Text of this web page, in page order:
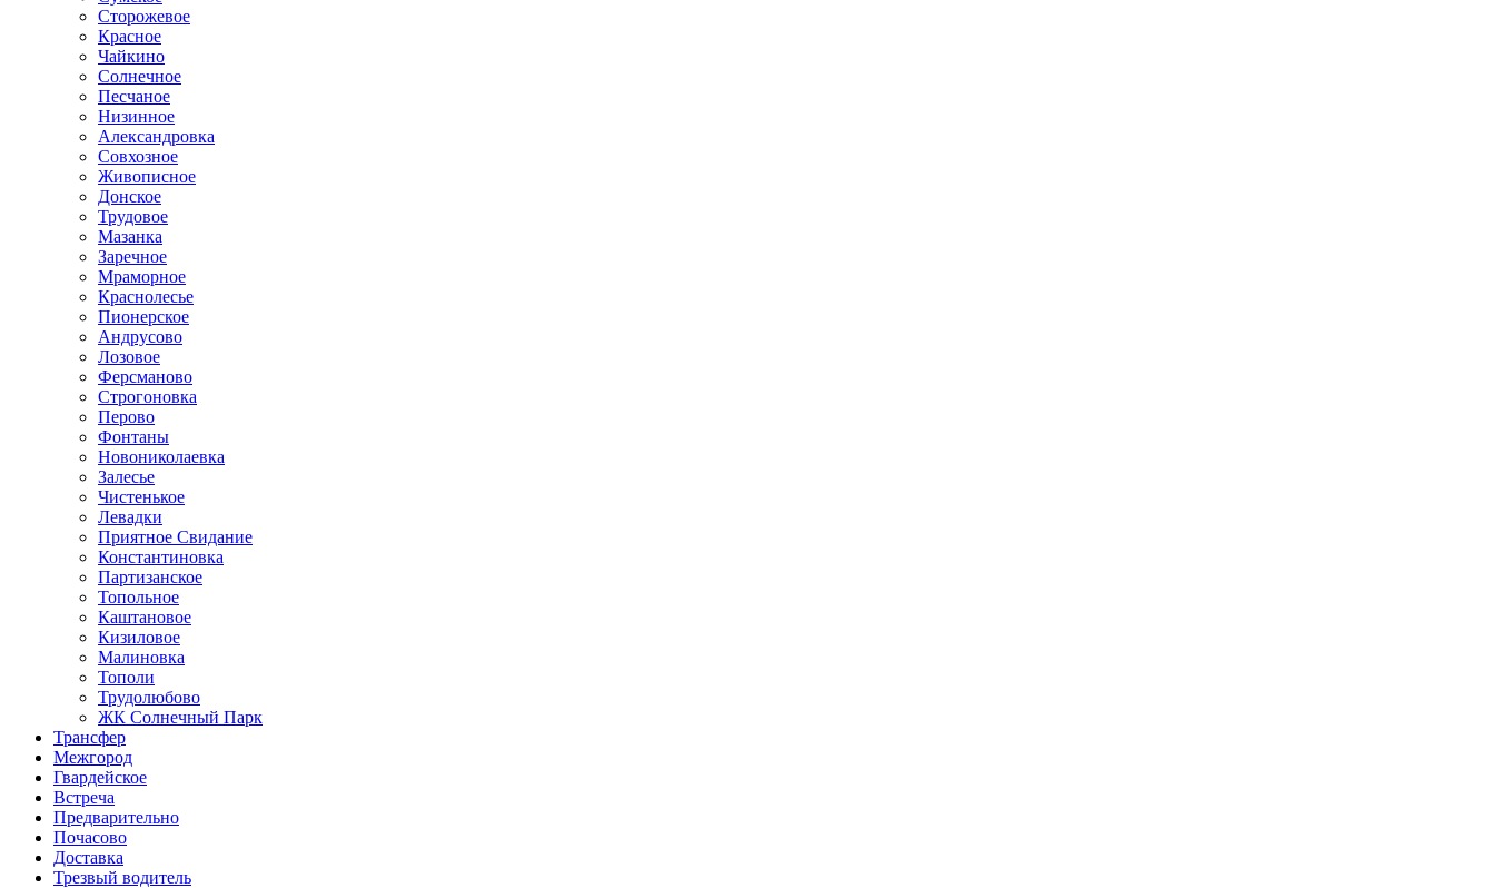
Сторожевое
Красное
Чайкино
Солнечное
Песчаное
Низинное
Александровка
Совхозное
Живописное
Донское
Трудовое
Мазанка
Заречное
Мраморное
Краснолесье
Пионерское
Андрусово
Лозовое
Ферсманово
Строгоновка
Перово
Фонтаны
Новониколаевка
Залесье
Чистенькое
Левадки
Приятное Свидание
Константиновка
Партизанское
Топольное
Каштановое
Кизиловое
Малиновка
Тополи
Трудолюбово
ЖК Солнечный Парк
Трансфер
Межгород
Гвардейское
Встреча
Предварительно
Почасово
Доставка
Трезвый водитель